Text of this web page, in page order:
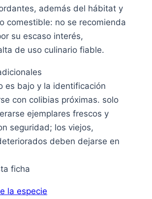
además del hábitat y
comestible: no se recomienda
su escaso interés,
de uso culinario fiable.
es bajo y la identificación
con colibias próximas. solo
ejemplares frescos y
seguridad; los viejos,
deben dejarse en
ficha
la especie